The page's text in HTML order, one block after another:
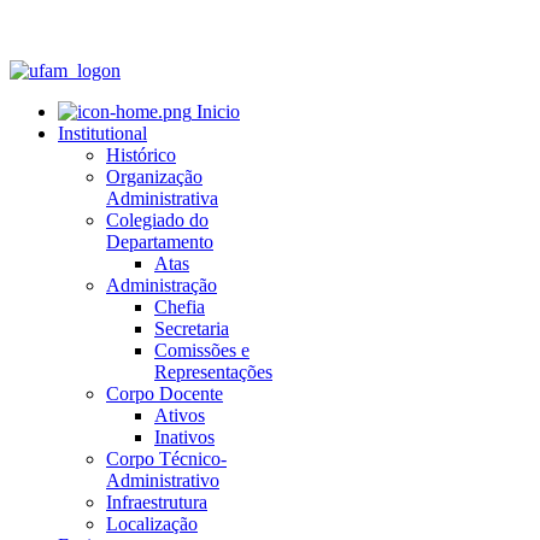
Inicio
Institutional
Histórico
Organização
Administrativa
Colegiado do
Departamento
Atas
Administração
Chefia
Secretaria
Comissões e
Representações
Corpo Docente
Ativos
Inativos
Corpo Técnico-
Administrativo
Infraestrutura
Localização